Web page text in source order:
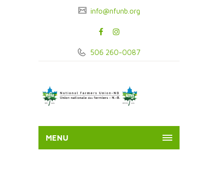
info@nfunb.org
506 260-0087
MENU